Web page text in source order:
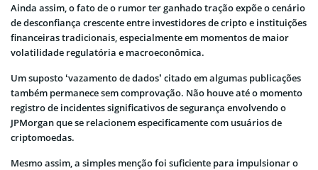
Ainda assim, o fato de o rumor ter ganhado tração expõe o cenário
de desconfiança crescente entre investidores de cripto e instituições
financeiras tradicionais, especialmente em momentos de maior
volatilidade regulatória e macroeconômica.
Um suposto ‘vazamento de dados’ citado em algumas publicações
também permanece sem comprovação. Não houve até o momento
registro de incidentes significativos de segurança envolvendo o
JPMorgan que se relacionem especificamente com usuários de
criptomoedas.
Mesmo assim, a simples menção foi suficiente para impulsionar o